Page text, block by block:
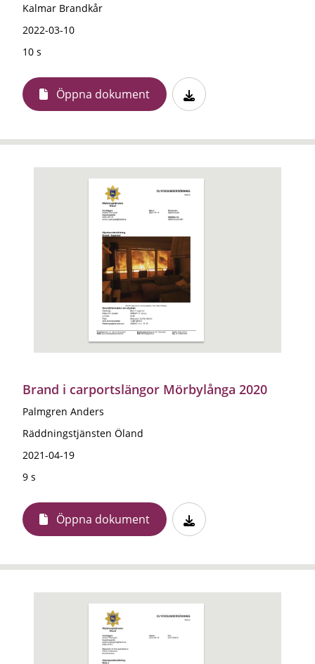
Kalmar Brandkår
2022-03-10
10 s
Öppna dokument
Brand i carportslängor Mörbylånga 2020
Palmgren Anders
Räddningstjänsten Öland
2021-04-19
9 s
Öppna dokument